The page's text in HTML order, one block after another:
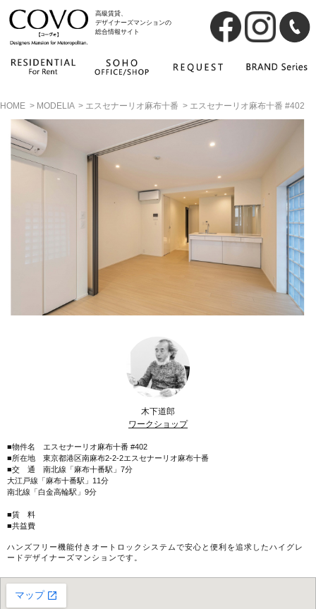
高級賃貸、
デザイナーズマンションの
総合情報サイト
HOME > MODELIA > エスセナーリオ麻布十番 > エスセナーリオ麻布十番 #402
木下道郎
ワークショップ
■物件名 エスセナーリオ麻布十番 #402
■所在地 東京都港区南麻布2-2-2エスセナーリオ麻布十番
■交 通 南北線「麻布十番駅」7分
大江戸線「麻布十番駅」11分
南北線「白金高輪駅」9分
■賃 料
■共益費
ハンズフリー機能付きオートロックシステムで安心と便利を追求したハイグレ
ードデザイナーズマンションです。